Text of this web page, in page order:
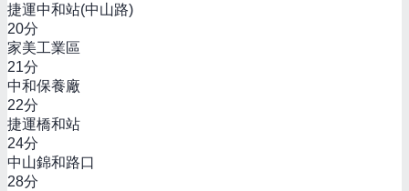
捷運中和站(中山路)
20分
家美工業區
21分
中和保養廠
22分
捷運橋和站
24分
中山錦和路口
28分